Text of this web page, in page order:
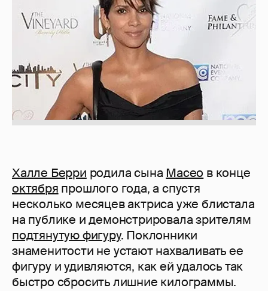
Халле Берри родила сына Масео в конце
октября прошлого года, а спустя
несколько месяцев актриса уже блистала
на публике и демонстрировала зрителям
подтянутую фигуру. Поклонники
знаменитости не устают нахваливать ее
фигуру и удивляются, как ей удалось так
быстро сбросить лишние килограммы.